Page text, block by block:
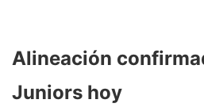
Alineación
Juniors hoy